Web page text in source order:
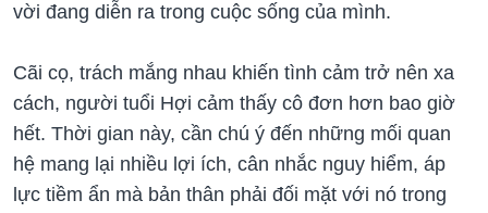
vời đang diễn ra trong cuộc sống của mình.
Cãi cọ, trách mắng nhau khiến tình cảm trở nên xa
cách, người tuổi Hợi cảm thấy cô đơn hơn bao giờ
hết. Thời gian này, cần chú ý đến những mối quan
hệ mang lại nhiều lợi ích, cân nhắc nguy hiểm, áp
lực tiềm ẩn mà bản thân phải đối mặt với nó trong